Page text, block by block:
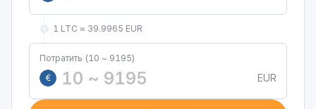
1 LTC ≈ 39.9965 EUR
Потратить (10 ~ 9195)
€
EUR